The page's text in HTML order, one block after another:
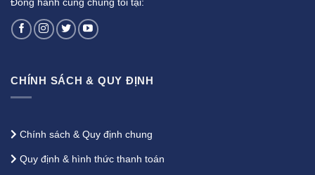
CHÍNH SÁCH & QUY ĐỊNH
Chính sách & Quy định chung
Quy định & hình thức thanh toán